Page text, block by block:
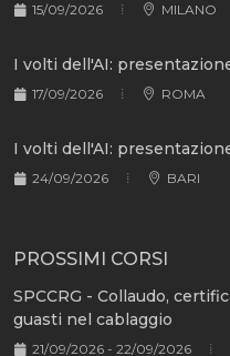
15/09/2026 MILANO
I volti dell'AI:
17/09/2026 ROMA
I volti dell'AI:
24/09/2026 BARI
PROSSIMI CORSI
SPCCRG - Collaudo,
guasti nel cablaggio
21/09/2026 - 22/09/2026